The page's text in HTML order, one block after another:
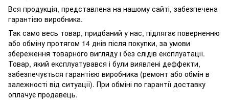
Вся продукція, представлена ​​на нашому сайті, забезпечена
гарантією виробника.
Так само весь товар, придбаний у нас, підлягає поверненню
або обміну протягом 14 днів після покупки, за умови
збереження товарного вигляду і без слідів експлуатації.
Товар, який експлуатувався і були виявлені деффекти,
забезпечується гарантією виробника (ремонт або обмін в
залежності від ситуації). При обміні по гарантії доставку
оплачує продавець.